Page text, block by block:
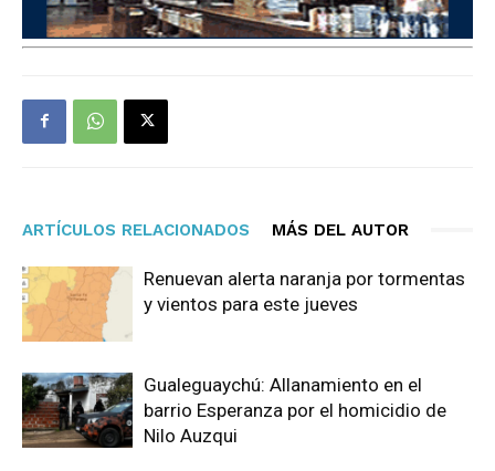
ARTÍCULOS RELACIONADOS MÁS DEL AUTOR
Renuevan alerta naranja por tormentas
y vientos para este jueves
Gualeguaychú: Allanamiento en el
barrio Esperanza por el homicidio de
Nilo Auzqui